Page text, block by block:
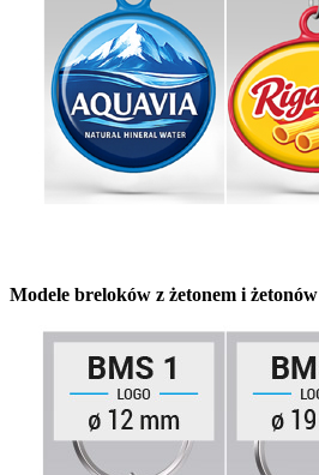
Modele breloków z żetonem i żetonów